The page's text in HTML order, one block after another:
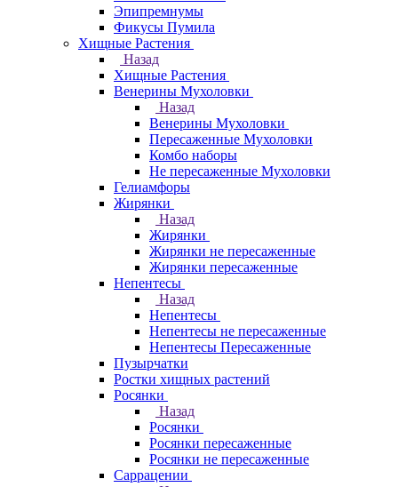
Эпипремнумы
Фикусы Пумила
Хищные Растения
Назад
Хищные Растения
Венерины Мухоловки
Назад
Венерины Мухоловки
Пересаженные Мухоловки
Комбо наборы
Не пересаженные Мухоловки
Гелиамфоры
Жирянки
Назад
Жирянки
Жирянки не пересаженные
Жирянки пересаженные
Непентесы
Назад
Непентесы
Непентесы не пересаженные
Непентесы Пересаженные
Пузырчатки
Ростки хищных растений
Росянки
Назад
Росянки
Росянки пересаженные
Росянки не пересаженные
Саррацении